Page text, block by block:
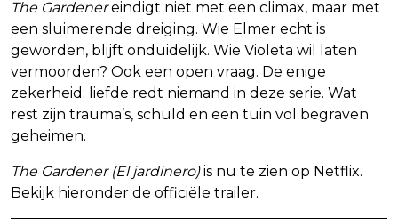
The Gardenereindigt niet met een climax, maar met
een sluimerende dreiging. Wie Elmer echt is
geworden, blijft onduidelijk. Wie Violeta wil laten
vermoorden? Ook een open vraag. De enige
zekerheid: liefde redt niemand in deze serie. Wat
rest zijn trauma’s, schuld en een tuin vol begraven
geheimen.
The Gardener (El jardinero)is nu te zien op Netflix.
Bekijk hieronder de officiële trailer.